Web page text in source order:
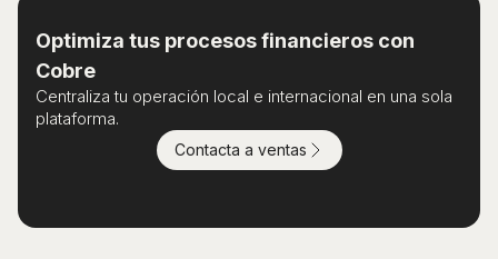
Optimiza tus procesos financieros con
Cobre
Centraliza tu operación local e internacional en una sola
plataforma.
Contacta a ventas